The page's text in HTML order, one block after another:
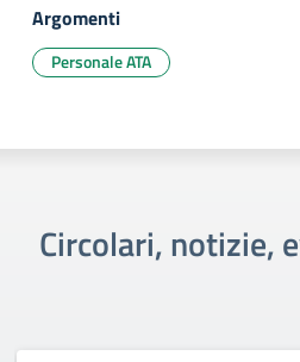
Argomenti
Personale ATA
Circolari, notizie,